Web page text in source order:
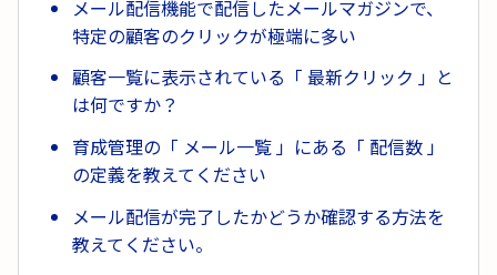
メール配信機能で配信したメールマガジンで、
特定の顧客のクリックが極端に多い
顧客一覧に表示されている「 最新クリック 」と
は何ですか？
育成管理の「 メール一覧 」にある「 配信数 」
の定義を教えてください
メール配信が完了したかどうか確認する方法を
教えてください。